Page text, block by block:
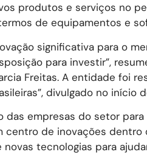
produtos e serviços no
de equipamentos e
significativa para o
para investir”,
Freitas. A entidade foi
divulgado no início
das empresas do setor
centro de inovações dentro
tecnologias para